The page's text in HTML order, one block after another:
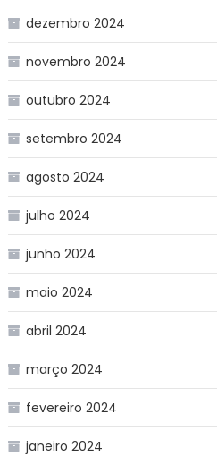
dezembro 2024
novembro 2024
outubro 2024
setembro 2024
agosto 2024
julho 2024
junho 2024
maio 2024
abril 2024
março 2024
fevereiro 2024
janeiro 2024